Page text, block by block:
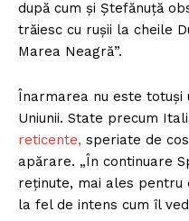
după cum și Ștefănuță
trăiesc cu rușii la cheile
Marea Neagră”.
Înarmarea nu este totuși
Uniunii. State precum
reticente, speriate de
apărare. „În continuare
reținute, mai ales pentru
la fel de intens cum îl